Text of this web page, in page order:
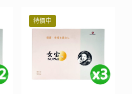
NT$ 1,674。
NT$ 21,600。
特價中